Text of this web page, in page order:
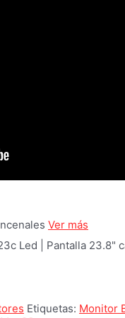
Ver más
Led | Pantalla 23.8"
Etiquetas: Monitor